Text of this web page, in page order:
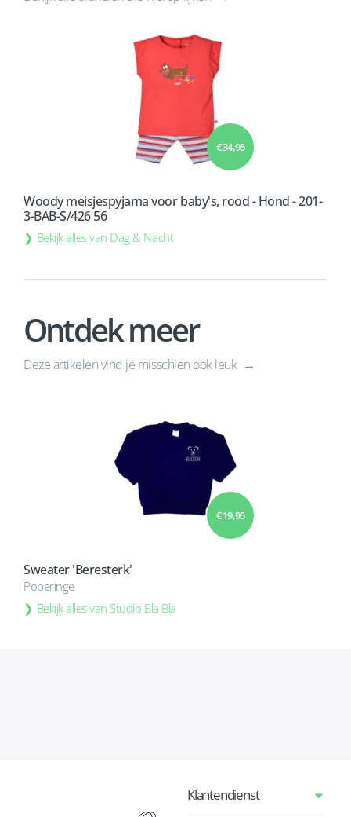
€ 34,95
Woody meisjespyjama voor baby's, rood - Hond - 201-
3-BAB-S/426 56
Bekijk alles van Dag & Nacht
€ 19,95
Sweater 'Beresterk'
Poperinge
Bekijk alles van Studio Bla Bla
Ontdek meer
Deze artikelen vind je misschien ook leuk
Klantendienst